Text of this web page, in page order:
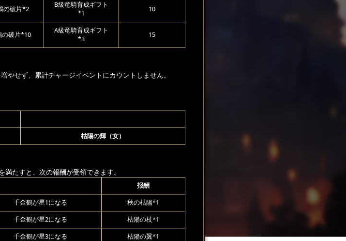
の破片*2
B級竜騎育成ギフト
*1
10
の破片*10
A級竜騎育成ギフト
*3
15
せず、累計チャージイベントにカウントしません。
枯陽の輝（女）
たすと、次の報酬が受領できます。
报酬
千金鶴が星1になる 秋の枯陽*1
千金鶴が星2になる 枯陽の杖*1
千金鶴が星3になる 枯陽の翼*1